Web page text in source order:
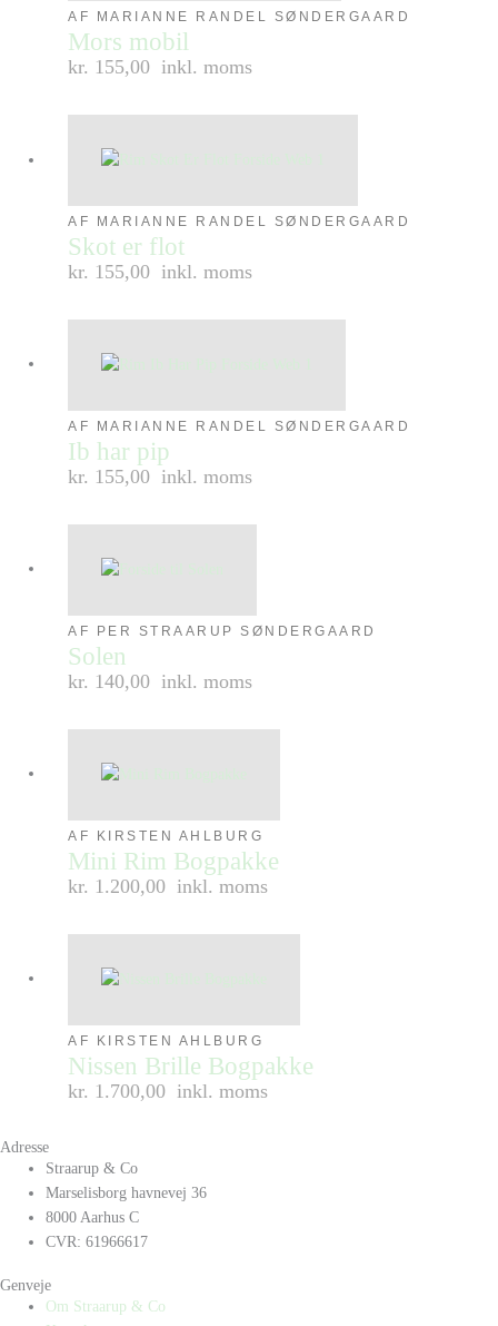
AF MARIANNE RANDEL SØNDERGAARD
Mors mobil
kr. 155,00 inkl. moms
AF MARIANNE RANDEL SØNDERGAARD
Skot er flot
kr. 155,00 inkl. moms
AF MARIANNE RANDEL SØNDERGAARD
Ib har pip
kr. 155,00 inkl. moms
AF PER STRAARUP SØNDERGAARD
Solen
kr. 140,00 inkl. moms
AF KIRSTEN AHLBURG
Mini Rim Bogpakke
kr. 1.200,00 inkl. moms
AF KIRSTEN AHLBURG
Nissen Brille Bogpakke
kr. 1.700,00 inkl. moms
Adresse
Straarup & Co
Marselisborg havnevej 36
8000 Aarhus C
CVR: 61966617
Genveje
Om Straarup & Co